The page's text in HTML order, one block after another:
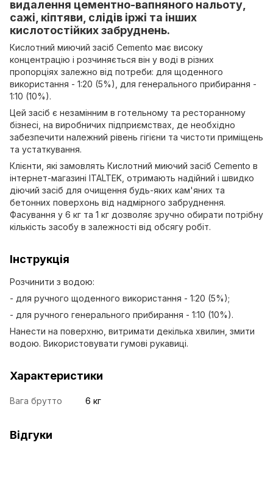
видалення цементно-вапняного нальоту,
сажі, кіптяви, слідів іржі та інших
кислотостійких забруднень.
Кислотний миючий засіб Cemento має високу
концентрацію і розчиняється він у воді в різних
пропорціях залежно від потреби: для щоденного
використання - 1:20 (5%), для генерального прибирання -
1:10 (10%).
Цей засіб є незамінним в готельному та ресторанному
бізнесі, на виробничих підприємствах, де необхідно
забезпечити належний рівень гігієни та чистоти приміщень
та устаткування.
Клієнти, які замовлять Кислотний миючий засіб Cemento в
інтернет-магазині ITALTEK, отримають надійний і швидко
діючий засіб для очищення будь-яких кам'яних та
бетонних поверхонь від надмірного забруднення.
Фасування у 6 кг та 1 кг дозволяє зручно обирати потрібну
кількість засобу в залежності від обсягу робіт.
Інструкція
Розчинити з водою:
- для ручного щоденного використання - 1:20 (5%);
- для ручного генерального прибирання - 1:10 (10%).
Нанести на поверхню, витримати декілька хвилин, змити
водою. Використовувати гумові рукавиці.
Характеристики
Вага брутто 6 кг
Відгуки